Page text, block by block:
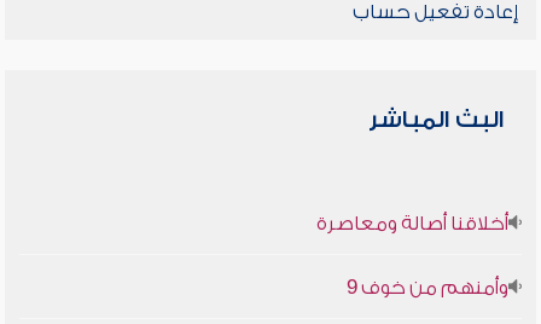
إعادة تفعيل حساب
البث المباشر
أخلاقنا أصالة ومعاصرة
وأمنهم من خوف 9